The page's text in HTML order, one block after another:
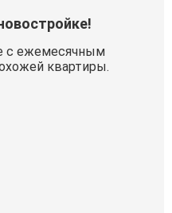
с ежемесячным
квартиры.